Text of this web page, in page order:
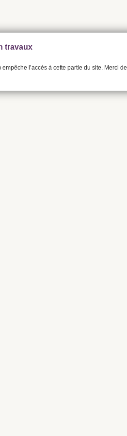
travaux
l’accès à cette partie du site. Merci de